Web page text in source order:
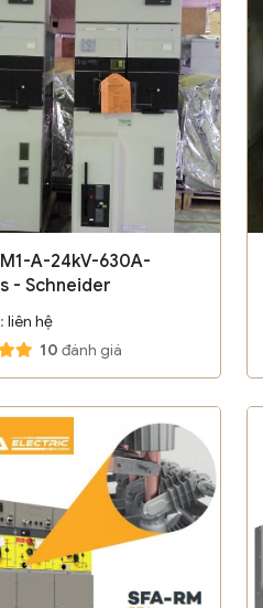
A-24kV-630A-
- Schneider
liên hệ
10 đánh giá